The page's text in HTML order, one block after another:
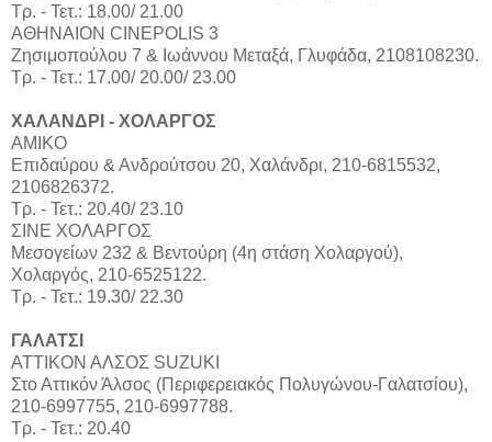
Τρ. - Τετ.: 18.00/ 21.00
ΑΘΗΝΑΙΟΝ CINEPOLIS 3
Ζησιμοπούλου 7 & Ιωάννου Μεταξά, Γλυφάδα, 2108108230.
Τρ. - Τετ.: 17.00/ 20.00/ 23.00
ΧΑΛΑΝΔΡΙ - ΧΟΛΑΡΓΟΣ
ΑΜΙΚΟ
Επιδαύρου & Ανδρούτσου 20, Χαλάνδρι, 210-6815532,
2106826372.
Τρ. - Τετ.: 20.40/ 23.10
ΣΙΝΕ ΧΟΛΑΡΓΟΣ
Μεσογείων 232 & Βεντούρη (4η στάση Χολαργού),
Χολαργός, 210-6525122.
Τρ. - Τετ.: 19.30/ 22.30
ΓΑΛΑΤΣΙ
ΑΤΤΙΚΟΝ ΑΛΣΟΣ SUZUKI
Στο Αττικόν Άλσος (Περιφερειακός Πολυγώνου-Γαλατσίου),
210-6997755, 210-6997788.
Τρ. - Τετ.: 20.40